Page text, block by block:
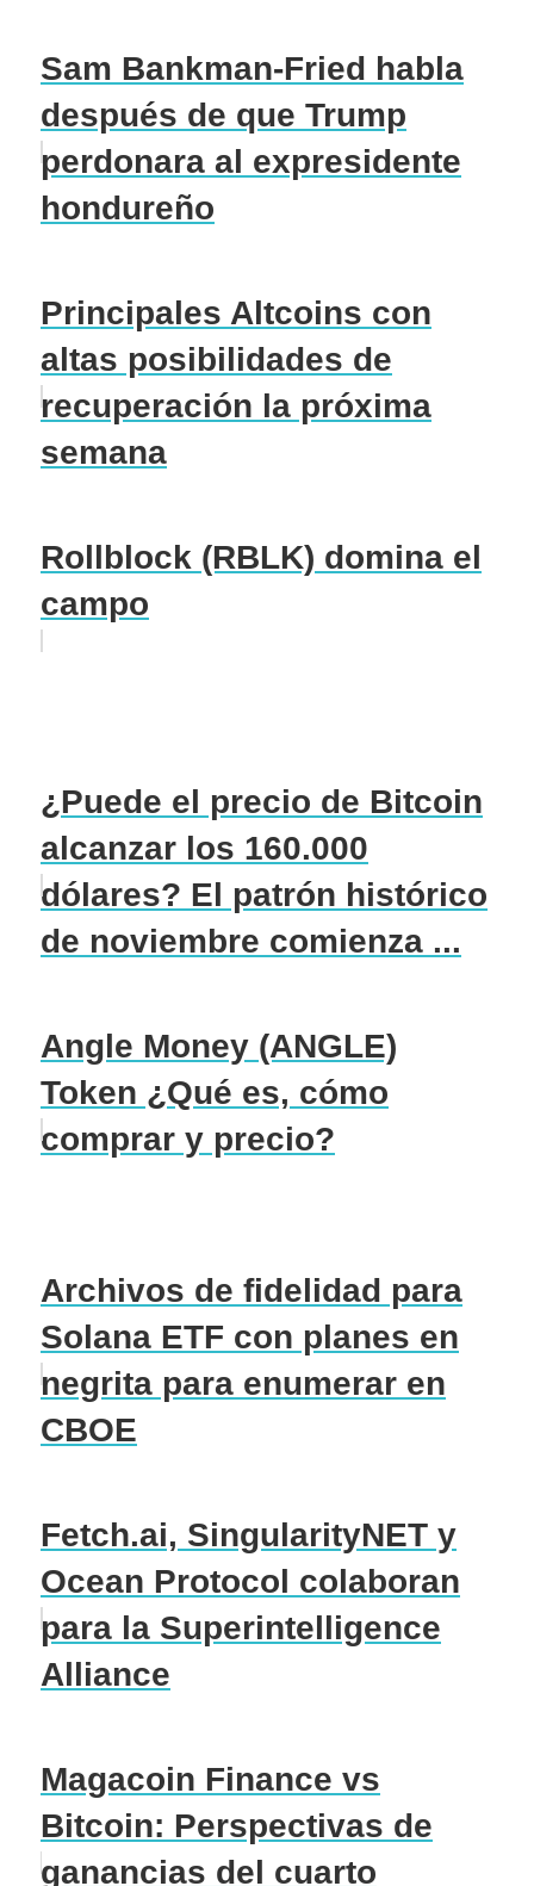
Sam Bankman-Fried habla
después de que Trump
perdonara al expresidente
hondureño
Principales Altcoins con
altas posibilidades de
recuperación la próxima
semana
Rollblock (RBLK) domina el
campo
¿Puede el precio de Bitcoin
alcanzar los 160.000
dólares? El patrón histórico
de noviembre comienza ...
Angle Money (ANGLE)
Token ¿Qué es, cómo
comprar y precio?
Archivos de fidelidad para
Solana ETF con planes en
negrita para enumerar en
CBOE
Fetch.ai, SingularityNET y
Ocean Protocol colaboran
para la Superintelligence
Alliance
Magacoin Finance vs
Bitcoin: Perspectivas de
ganancias del cuarto